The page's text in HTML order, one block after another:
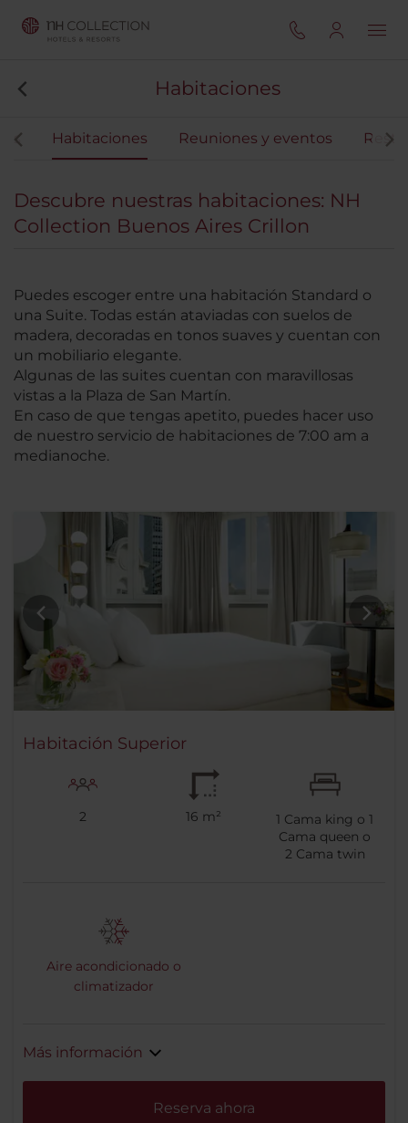
Habitaciones
Habitaciones Reuniones y eventos
Descubre nuestras habitaciones: NH
Collection Buenos Aires Crillon
Puedes escoger entre una habitación Standard o
una Suite. Todas están ataviadas con suelos de
madera, decoradas en tonos suaves y cuentan con
un mobiliario elegante.
Algunas de las suites cuentan con maravillosas
vistas a la Plaza de San Martín.
En caso de que tengas apetito, puedes hacer uso
de nuestro servicio de habitaciones de 7:00 am a
medianoche.
Habitación Superior
2 16 m² 1 Cama king o1
Cama queen o
2 Cama twin
Aire acondicionado o
climatizador
Más información
Reserva ahora